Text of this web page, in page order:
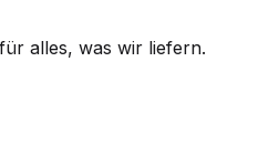
alles, was wir liefern.